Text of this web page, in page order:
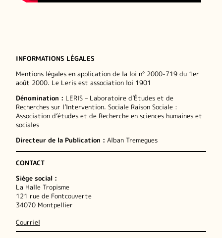
INFORMATIONS LÉGALES
Mentions légales en application de la loi n° 2000-719 du 1er
août 2000. Le Leris est association loi 1901
Dénomination : LERIS – Laboratoire d’Études et de
Recherches sur l’Intervention. Sociale Raison Sociale :
Association d’études et de Recherche en sciences humaines et
sociales
Directeur de la Publication : Alban Tremegues
CONTACT
Siège social :
La Halle Tropisme
121 rue de Fontcouverte
34070 Montpellier
Courriel